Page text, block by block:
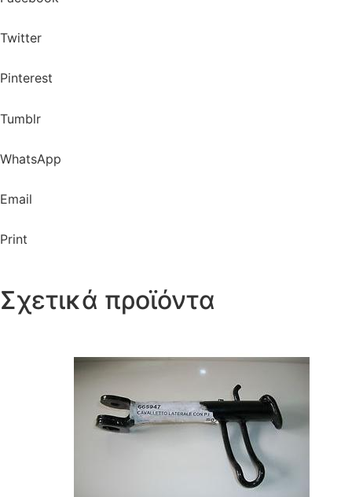
Twitter
Pinterest
Tumblr
WhatsApp
Email
Print
Σχετικά προϊόντα